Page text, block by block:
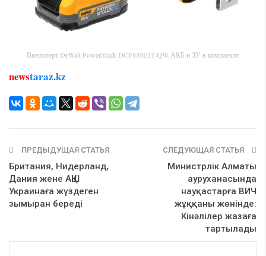
Винтоверт DeWalt PowerStack DCF850E1T-QW АКБ и ЗУ в комплекте
newstaraz.kz
ПРЕДЫДУЩАЯ СТАТЬЯ
Британия, Нидерланд,
Дания жене АҚШ
Украинаға жүздеген
зымыран береді
СЛЕДУЮЩАЯ СТАТЬЯ
Министрлік Алматы
ауруханасында
науқастарға ВИЧ
жұққаны жөнінде:
Кінәлілер жазаға
тартылады